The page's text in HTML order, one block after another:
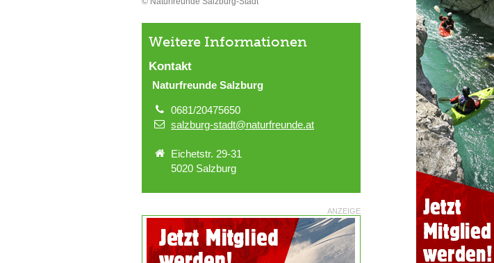
Weitere Informationen
Kontakt
Naturfreunde Salzburg
0681/20475650
salzburg-stadt@naturfreunde.at
Eichetstr. 29-31
5020 Salzburg
ANZEIGE